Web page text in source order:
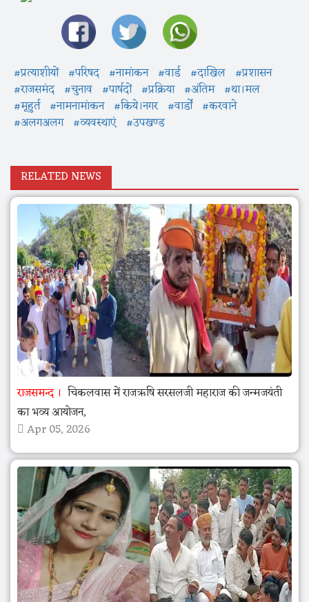
#प्रत्याशीयों #परिषद #नामांकन #वार्ड #दाखिल #प्रशासन
#राजसमंद #चुनाव #पार्षदों #प्रक्रिया #अंतिम #था।मल
#मूहुर्त #नामनामांकन #किये।नगर #वार्डों #करवाने
#अलगअलग #व्यवस्थाएं #उपखण्ड
RELATED NEWS
राजसमन्द
चिकलवास में राजऋषि सरसलजी महाराज की जन्मजयंती
का भव्य आयोजन,
Apr 05, 2026